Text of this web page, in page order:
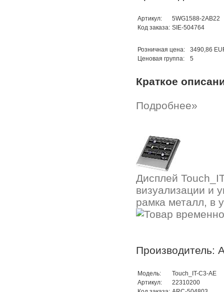
Артикул:
5WG1588-2AB22
Код заказа: SIE-504764
Розничная цена:
3490,86
Ценовая группа:
5
Краткое
Подробнее»
Дисплей
визуализации и
рамка металл, в
Производитель:
Модель:
Touch_IT-C3-AE
Артикул:
22310200